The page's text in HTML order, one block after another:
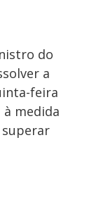
do
a
feira
medida